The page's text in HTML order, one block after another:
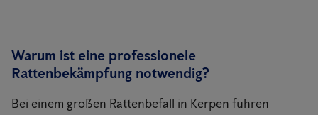
Warum ist eine professionele
Rattenbekämpfung notwendig?
Bei einem großen Rattenbefall in Kerpen führen